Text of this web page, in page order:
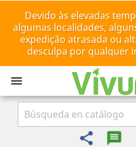
Devido às elevadas
algumas localidades,
expedição atrasada ou
desculpa por qualquer

share